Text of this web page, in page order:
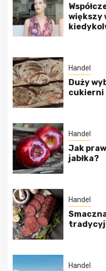
większy
Handel
Duży
cukierni
Handel
Jak
jabłka?
Handel
Handel